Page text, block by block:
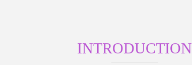
INTRODUCTION